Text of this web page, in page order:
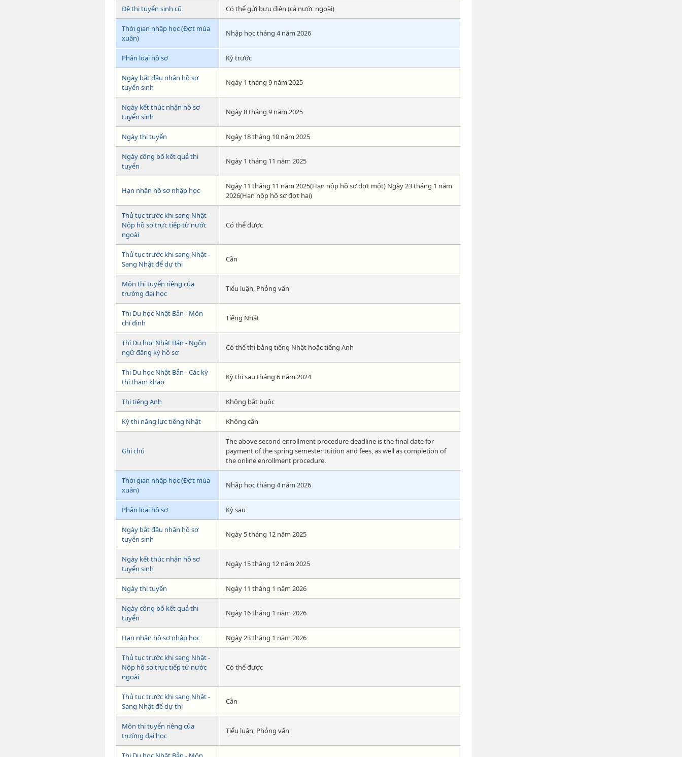
Đề thi tuyển sinh cũ Có thể gửi bưu điện (cả nước ngoài)
Thời gian nhập học (Đợt mùa
xuân)
Nhập học tháng 4 năm 2026
Phân loại hồ sơ Kỳ trước
Ngày bắt đầu nhận hồ sơ
tuyển sinh
Ngày 1 tháng 9 năm 2025
Ngày kết thúc nhận hồ sơ
tuyển sinh
Ngày 8 tháng 9 năm 2025
Ngày thi tuyển Ngày 18 tháng 10 năm 2025
Ngày công bố kết quả thi
tuyển
Ngày 1 tháng 11 năm 2025
Hạn nhận hồ sơ nhập học
Ngày 11 tháng 11 năm 2025(Hạn nộp hồ sơ đợt một) Ngày 23 tháng 1 năm
2026(Hạn nộp hồ sơ đợt hai)
Thủ tục trước khi sang Nhật -
Nộp hồ sơ trực tiếp từ nước
ngoài
Có thể được
Thủ tục trước khi sang Nhật -
Sang Nhật để dự thi
Cần
Môn thi tuyển riêng của
trường đại học
Tiểu luận, Phỏng vấn
Thi Du học Nhật Bản - Môn
chỉ định
Tiếng Nhật
Thi Du học Nhật Bản - Ngôn
ngữ đăng ký hồ sơ
Có thể thi bằng tiếng Nhật hoặc tiếng Anh
Thi Du học Nhật Bản - Các kỳ
thi tham khảo
Kỳ thi sau tháng 6 năm 2024
Thi tiếng Anh Không bắt buộc
Kỳ thi năng lực tiếng Nhật Không cần
Ghi chú
The above second enrollment procedure deadline is the final date for
payment of the spring semester tuition and fees, as well as completion of
the online enrollment procedure.
Thời gian nhập học (Đợt mùa
xuân)
Nhập học tháng 4 năm 2026
Phân loại hồ sơ Kỳ sau
Ngày bắt đầu nhận hồ sơ
tuyển sinh
Ngày 5 tháng 12 năm 2025
Ngày kết thúc nhận hồ sơ
tuyển sinh
Ngày 15 tháng 12 năm 2025
Ngày thi tuyển Ngày 11 tháng 1 năm 2026
Ngày công bố kết quả thi
tuyển
Ngày 16 tháng 1 năm 2026
Hạn nhận hồ sơ nhập học Ngày 23 tháng 1 năm 2026
Thủ tục trước khi sang Nhật -
Nộp hồ sơ trực tiếp từ nước
ngoài
Có thể được
Thủ tục trước khi sang Nhật -
Sang Nhật để dự thi
Cần
Môn thi tuyển riêng của
trường đại học
Tiểu luận, Phỏng vấn